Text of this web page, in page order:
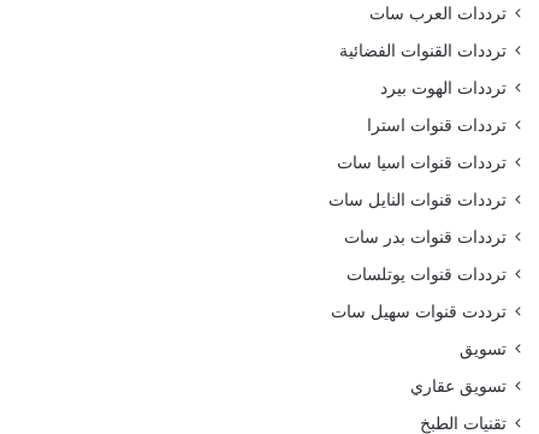
ترددات العرب سات
ترددات القنوات الفضائية
ترددات الهوت بيرد
ترددات قنوات استرا
ترددات قنوات اسيا سات
ترددات قنوات النايل سات
ترددات قنوات بدر سات
ترددات قنوات يوتلسات
ترددت قنوات سهيل سات
تسويق
تسويق عقاري
تقنيات الطبخ